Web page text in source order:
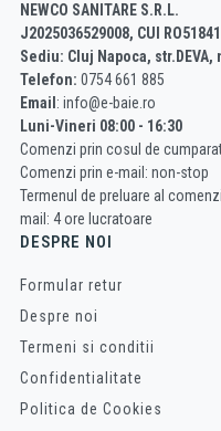
NEWCO SANITARE S.R.L.
J2025036529008, CUI
Sediu: Cluj Napoca,
Telefon: 0754 661 885
Email : info@e-baie.ro
Luni-Vineri 08:00 - 16:30
Comenzi prin cosul de
Comenzi prin e-mail: non-stop
Termenul de preluare al
mail: 4 ore lucratoare
DESPRE NOI
Formular retur
Despre noi
Termeni si conditii
Confidentialitate
Politica de Cookies